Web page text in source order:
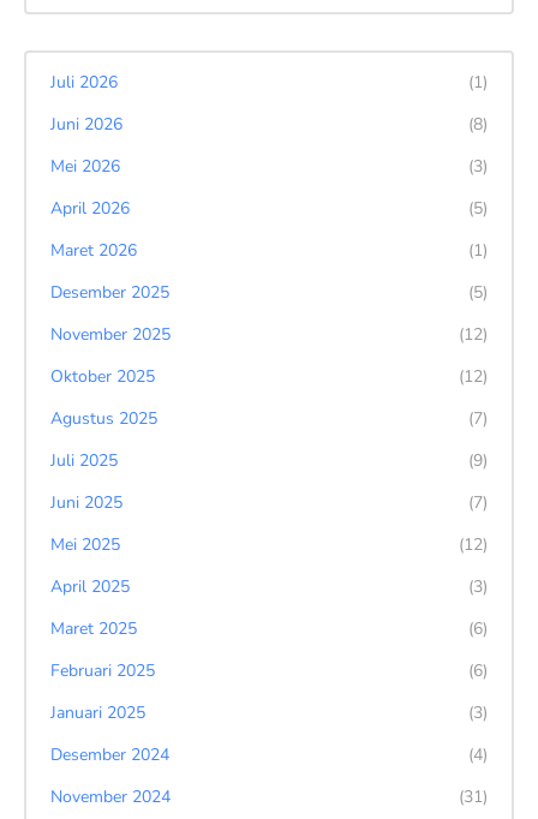
Juli 2026
(1)
Juni 2026
(8)
Mei 2026
(3)
April 2026
(5)
Maret 2026
(1)
Desember 2025
(5)
November 2025
(12)
Oktober 2025
(12)
Agustus 2025
(7)
Juli 2025
(9)
Juni 2025
(7)
Mei 2025
(12)
April 2025
(3)
Maret 2025
(6)
Februari 2025
(6)
Januari 2025
(3)
Desember 2024
(4)
November 2024
(31)